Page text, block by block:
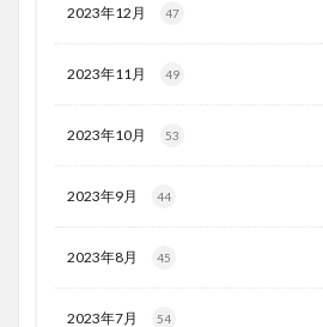
2023年12月 47
2023年11月 49
2023年10月 53
2023年9月 44
2023年8月 45
2023年7月 54